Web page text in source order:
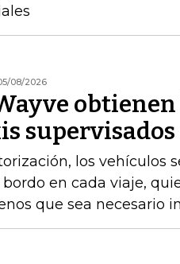
08/2026
supervisados
los vehículos
en cada viaje,
que sea necesario